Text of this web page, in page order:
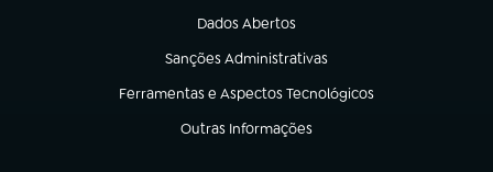
Dados Abertos
(abre em nova aba)
Sanções Administrativas
(abre em nova aba)
Ferramentas e Aspectos Tecnológicos
(abre em nova aba)
Outras Informações
(abre em nova aba)